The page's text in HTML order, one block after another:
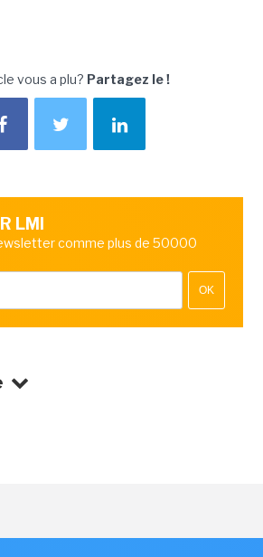
vous a plu? Partagez le !
LMI
comme plus de 50000
OK